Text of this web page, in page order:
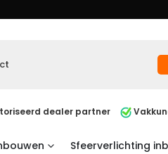
dealer partner
Sfeerverlichting